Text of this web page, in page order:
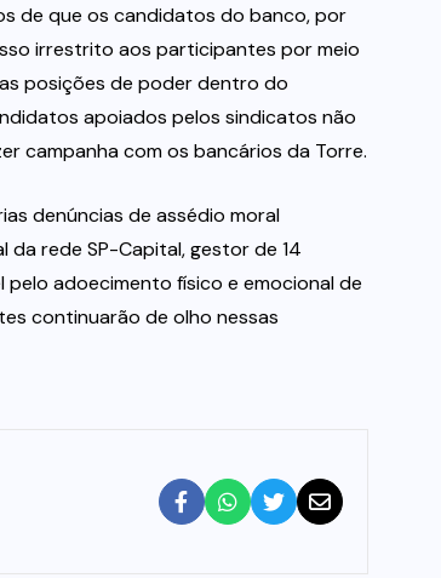
de que os candidatos do banco, por
irrestrito aos participantes por meio
posições de poder dentro do
apoiados pelos sindicatos não
campanha com os bancários da Torre.
denúncias de assédio moral
da rede SP-Capital, gestor de 14
pelo adoecimento físico e emocional de
continuarão de olho nessas